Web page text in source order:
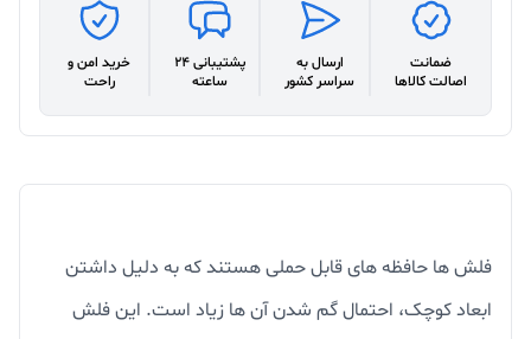
ضمانت
اصالت کالاها
ارسال به
سراسر کشور
پشتیبانی 24
ساعته
خرید امن و
راحت
فلش ها حافظه های قابل حملی هستند که به دلیل داشتن
ابعاد کوچک، احتمال گم شدن آن ها زیاد است. این فلش